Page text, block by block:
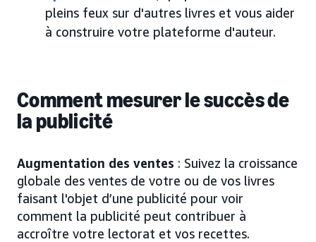
pleins feux sur d'autres livres et vous aider
à construire votre plateforme d'auteur.
Comment mesurer le succès de
la publicité
Augmentation des ventes : Suivez la croissance
globale des ventes de votre ou de vos livres
faisant l'objet d’une publicité pour voir
comment la publicité peut contribuer à
accroître votre lectorat et vos recettes.